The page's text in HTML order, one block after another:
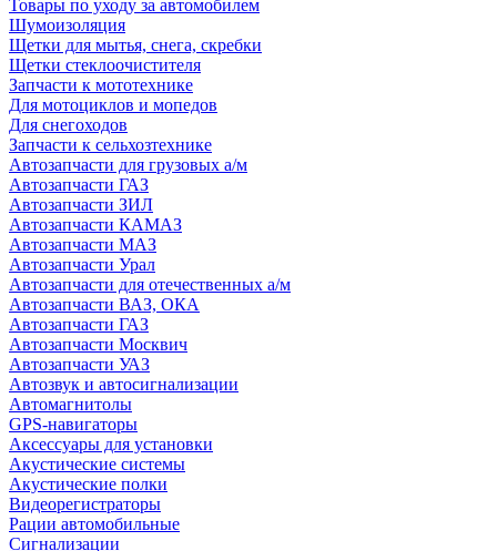
Товары по уходу за автомобилем
Шумоизоляция
Щетки для мытья, снега, скребки
Щетки стеклоочистителя
Запчасти к мототехнике
Для мотоциклов и мопедов
Для снегоходов
Запчасти к сельхозтехнике
Автозапчасти для грузовых а/м
Автозапчасти ГАЗ
Автозапчасти ЗИЛ
Автозапчасти КАМАЗ
Автозапчасти МАЗ
Автозапчасти Урал
Автозапчасти для отечественных а/м
Автозапчасти ВАЗ, ОКА
Автозапчасти ГАЗ
Автозапчасти Москвич
Автозапчасти УАЗ
Автозвук и автосигнализации
Автомагнитолы
GPS-навигаторы
Аксессуары для установки
Акустические системы
Акустические полки
Видеорегистраторы
Рации автомобильные
Сигнализации